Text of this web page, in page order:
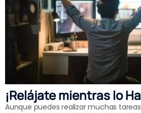
¡Relájate mientras lo
Aunque puedes realizar muchas